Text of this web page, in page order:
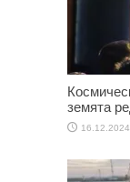
земята
16.12.2024